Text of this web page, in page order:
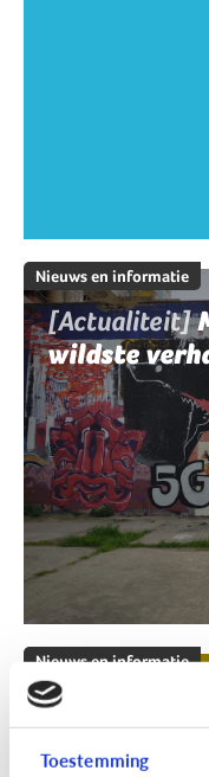
Toestemming
Nieuws en informatie
[Actualiteit]
wildste
Nieuws en informatie
[Klik & Print]